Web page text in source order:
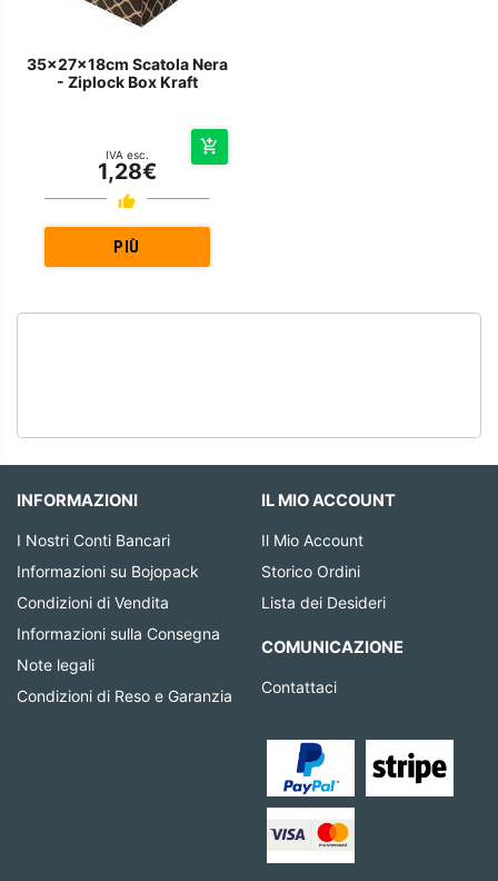
35x27x18cm Scatola Nera
- Ziplock Box Kraft
IVA esc.
1,28€
PIÙ
INFORMAZIONI
I Nostri Conti Bancari
Informazioni su Bojopack
Condizioni di Vendita
Informazioni sulla Consegna
Note legali
Condizioni di Reso e Garanzia
IL MIO ACCOUNT
Il Mio Account
Storico Ordini
Lista dei Desideri
COMUNICAZIONE
Contattaci